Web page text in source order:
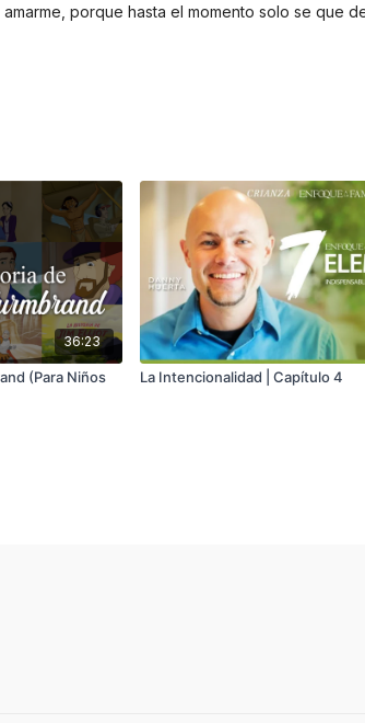
porque hasta el momento solo se que
36:23
(Para Niños
La Intencionalidad | Capítulo 4